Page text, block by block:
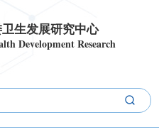
生发展研究中心
Development Research